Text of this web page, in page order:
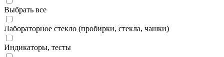
Выбрать все
Лабораторное стекло (пробирки, стекла, чашки)
Индикаторы, тесты